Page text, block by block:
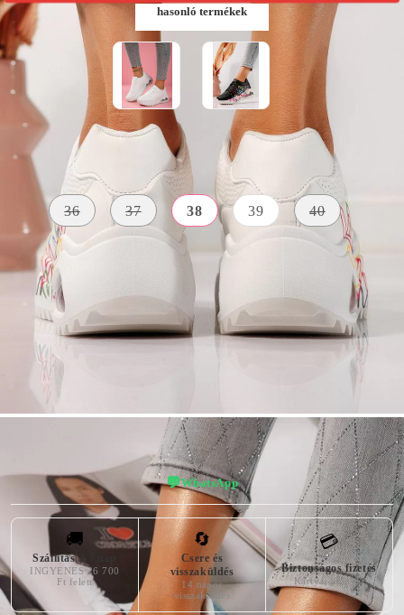
hasonló termékek
Méret: Méret útmutató
36 37 38 39 40
SZÍN
fehér
ANYAG
Bőr Utánzat
ÎNĂLȚIMEA
PLATFORMEI
5 centiméter
AZ ELÜLSŐ
MAGASSÁGA
2 centiméter
💬WhatsApp
🚚
Szállítás 2-3 nap
INGYENES 26 700
Ft felett
🔄
Csere és
visszaküldés
14 napos
visszaküldés
💳
Biztonságos fizetés
Kártya, utánvét